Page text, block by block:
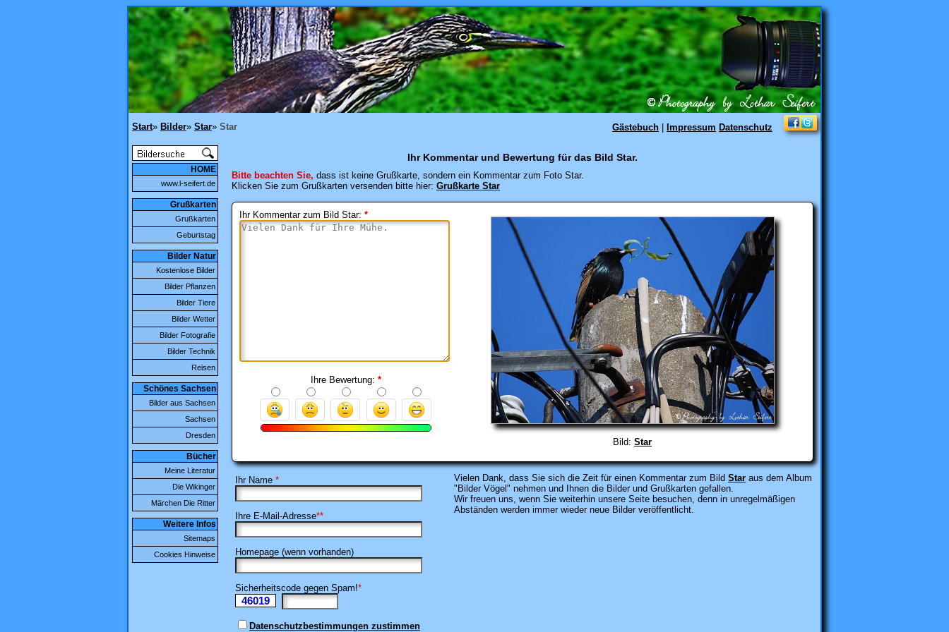
Gästebuch Impressum Datenschutz
Start» Bilder» Star» Star
HOME
www.l-seifert.de
Grußkarten
Grußkarten
Geburtstag
Bilder Natur
Kostenlose Bilder
Bilder Pflanzen
Bilder Tiere
Bilder Wetter
Bilder Fotografie
Bilder Technik
Reisen
Schönes Sachsen
Bilder aus Sachsen
Sachsen
Dresden
Bücher
Meine Literatur
Die Wikinger
Märchen Die Ritter
Weitere Infos
Sitemaps
Cookies Hinweise
Ihr Kommentar und Bewertung für das Bild Star.
Bitte beachten Sie, dass ist keine Grußkarte, sondern ein Kommentar zum Foto Star.
Klicken Sie zum Grußkarten versenden bitte hier: Grußkarte Star
Ihr Kommentar zum Bild Star: *
Ihre Bewertung: *
Bild: Star
Ihr Name *
Ihre E-Mail-Adresse**
Homepage (wenn vorhanden)
Sicherheitscode gegen Spam!*
46019
Datenschutzbestimmungen zustimmen
Vielen Dank, dass Sie sich die Zeit für einen Kommentar zum Bild Star aus dem Album
"Bilder Vögel" nehmen und Ihnen die Bilder und Grußkarten gefallen.
Wir freuen uns, wenn Sie weiterhin unsere Seite besuchen, denn in unregelmäßigen
Abständen werden immer wieder neue Bilder veröffentlicht.